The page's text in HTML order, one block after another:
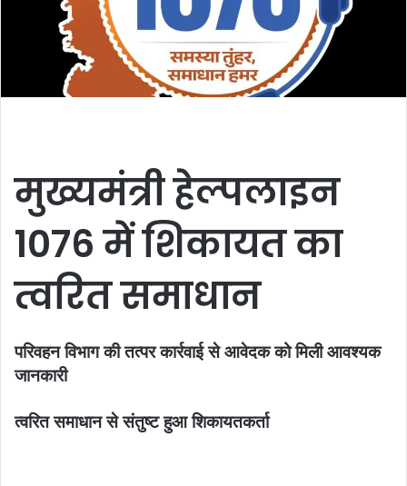
मुख्यमंत्री हेल्पलाइन
1076 में शिकायत का
त्वरित समाधान
परिवहन विभाग की तत्पर कार्रवाई से आवेदक को मिली आवश्यक
जानकारी
त्वरित समाधान से संतुष्ट हुआ शिकायतकर्ता